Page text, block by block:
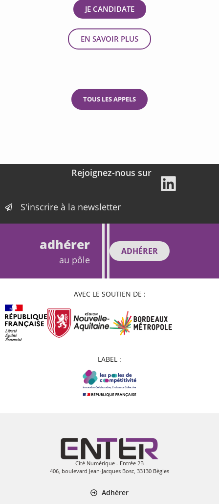
JE CANDIDATE
EN SAVOIR PLUS
TOUS LES APPELS
Rejoignez-nous sur
S'inscrire à la newsletter
adhérer
au pôle
ADHÉRER
AVEC LE SOUTIEN DE :
LABEL :
Cité Numérique - Entrée 2B
406, boulevard Jean-Jacques Bosc, 33130 Bègles
Adhérer